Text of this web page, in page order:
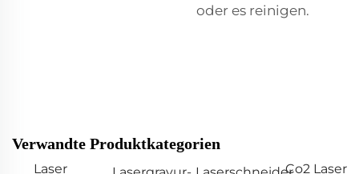
oder es reinigen.
Verwandte Produktkategorien
Laser
Co2 Laser